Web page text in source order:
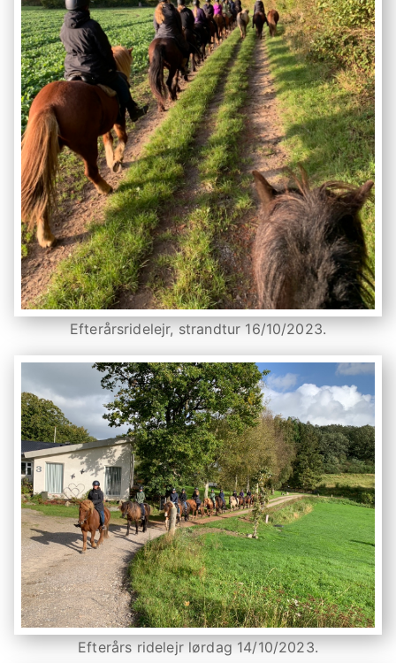
Efterårsridelejr, strandtur 16/10/2023.
Efterårs ridelejr lørdag 14/10/2023.